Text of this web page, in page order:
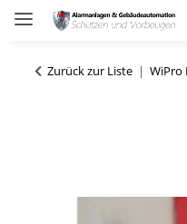
Zurück zur Liste WiPro